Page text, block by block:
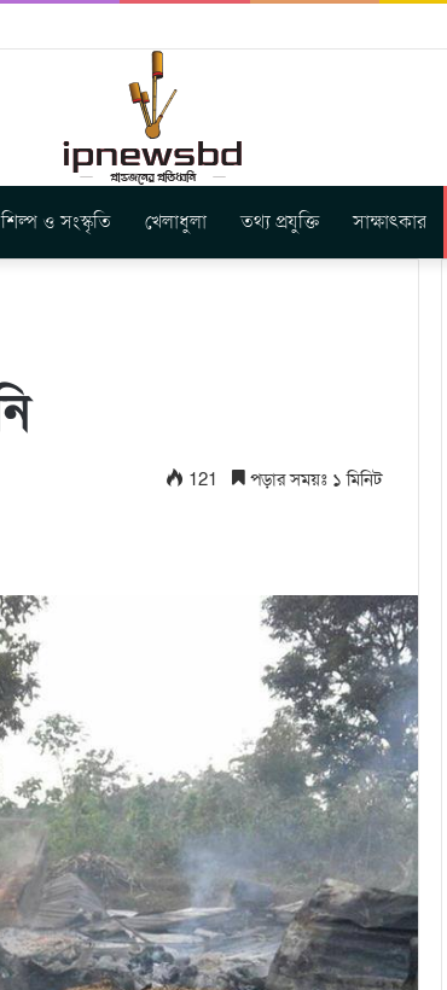
শিল্প ও সংস্কৃতি খেলাধুলা তথ্য প্রযুক্তি সাক্ষাৎকার
121 পড়ার সময়ঃ ১ মিনিট